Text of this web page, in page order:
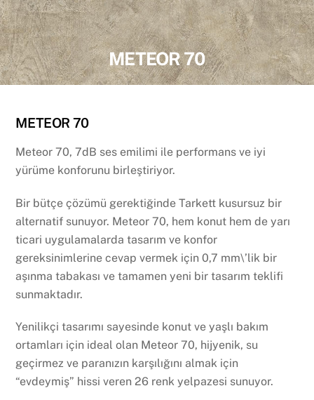
METEOR 70
METEOR 70
Meteor 70, 7dB ses emilimi ile performans ve iyi
yürüme konforunu birleştiriyor.
Bir bütçe çözümü gerektiğinde Tarkett kusursuz bir
alternatif sunuyor. Meteor 70, hem konut hem de yarı
ticari uygulamalarda tasarım ve konfor
gereksinimlerine cevap vermek için 0,7 mm\’lik bir
aşınma tabakası ve tamamen yeni bir tasarım teklifi
sunmaktadır.
Yenilikçi tasarımı sayesinde konut ve yaşlı bakım
ortamları için ideal olan Meteor 70, hijyenik, su
geçirmez ve paranızın karşılığını almak için
“evdeymiş” hissi veren 26 renk yelpazesi sunuyor.